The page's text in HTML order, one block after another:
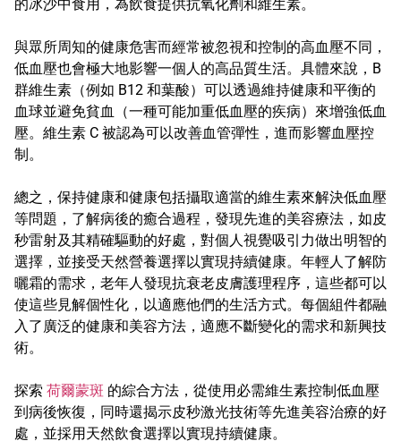
的冰沙中食用，為飲食提供抗氧化劑和維生素。
與眾所周知的健康危害而經常被忽視和控制的高血壓不同，
低血壓也會極大地影響一個人的高品質生活。具體來說，B
群維生素（例如 B12 和葉酸）可以透過維持健康和平衡的
血球並避免貧血（一種可能加重低血壓的疾病）來增強低血
壓。維生素 C 被認為可以改善血管彈性，進而影響血壓控
制。
總之，保持健康和健康包括攝取適當的維生素來解決低血壓
等問題，了解病後的癒合過程，發現先進的美容療法，如皮
秒雷射及其精確驅動的好處，對個人視覺吸引力做出明智的
選擇，並接受天然營養選擇以實現持續健康。年輕人了解防
曬霜的需求，老年人發現抗衰老皮膚護理程序，這些都可以
使這些見解個性化，以適應他們的生活方式。每個組件都融
入了廣泛的健康和美容方法，適應不斷變化的需求和新興技
術。
探索 荷爾蒙斑 的綜合方法，從使用必需維生素控制低血壓
到病後恢復，同時還揭示皮秒激光技術等先進美容治療的好
處，並採用天然飲食選擇以實現持續健康。